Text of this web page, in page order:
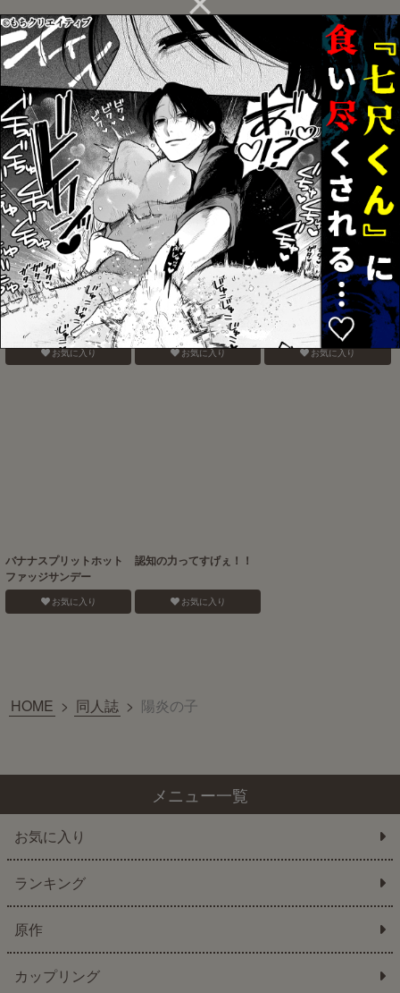
call My HERO
お気に入り
パパ活で連続メスイキア
ストルフォ本
お気に入り
光が呼ぶほうへ
お気に入り
電鋸男vs3Pしないと出ら
れない部屋
お気に入り
そこにお尻があったか
ら。
お気に入り
Blue Paranoia
お気に入り
バナナスプリットホット
ファッジサンデー
お気に入り
認知の力ってすげぇ！！
お気に入り
HOME > 同人誌 > 陽炎の子
メニュー一覧
お気に入り
ランキング
原作
カップリング